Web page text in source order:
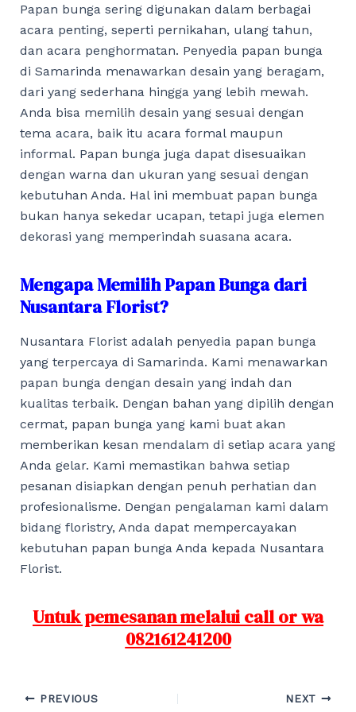
Papan bunga sering digunakan dalam berbagai
acara penting, seperti pernikahan, ulang tahun,
dan acara penghormatan. Penyedia papan bunga
di Samarinda menawarkan desain yang beragam,
dari yang sederhana hingga yang lebih mewah.
Anda bisa memilih desain yang sesuai dengan
tema acara, baik itu acara formal maupun
informal. Papan bunga juga dapat disesuaikan
dengan warna dan ukuran yang sesuai dengan
kebutuhan Anda. Hal ini membuat papan bunga
bukan hanya sekedar ucapan, tetapi juga elemen
dekorasi yang memperindah suasana acara.
Mengapa Memilih Papan Bunga dari
Nusantara Florist?
Nusantara Florist adalah penyedia papan bunga
yang terpercaya di Samarinda. Kami menawarkan
papan bunga dengan desain yang indah dan
kualitas terbaik. Dengan bahan yang dipilih dengan
cermat, papan bunga yang kami buat akan
memberikan kesan mendalam di setiap acara yang
Anda gelar. Kami memastikan bahwa setiap
pesanan disiapkan dengan penuh perhatian dan
profesionalisme. Dengan pengalaman kami dalam
bidang floristry, Anda dapat mempercayakan
kebutuhan papan bunga Anda kepada Nusantara
Florist.
Untuk pemesanan melalui call or wa
082161241200
Post
PREVIOUS NEXT